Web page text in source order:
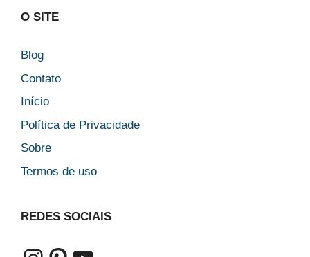
O SITE
Blog
Contato
Início
Política de Privacidade
Sobre
Termos de uso
REDES SOCIAIS